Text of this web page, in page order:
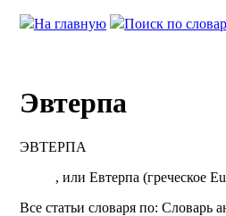
На главную Поиск по
Эвтерпа
ЭВТЕРПА
, или Евтерпа (греческое
Все статьи словаря по: Словарь